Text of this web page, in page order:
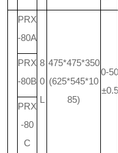
PRX
-80A
8
0
L
475*475*350
(625*545*10
85)
0-50
±0.5
PRX
-80B
PRX
-80
C